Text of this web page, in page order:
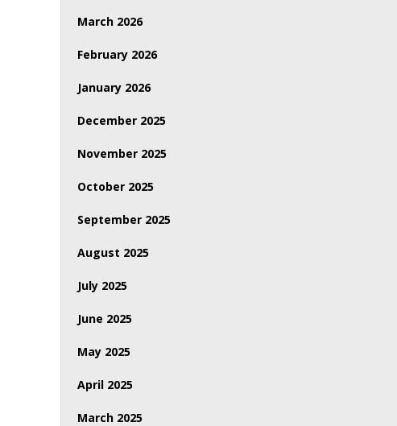
March 2026
February 2026
January 2026
December 2025
November 2025
October 2025
September 2025
August 2025
July 2025
June 2025
May 2025
April 2025
March 2025